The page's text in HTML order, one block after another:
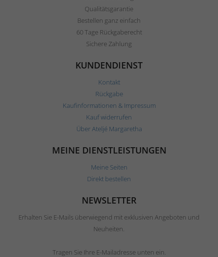
Qualitätsgarantie
Bestellen ganz einfach
60 Tage Rückgaberecht
Sichere Zahlung
KUNDENDIENST
Kontakt
Rückgabe
Kaufinformationen & Impressum
Kauf widerrufen
Über Ateljé Margaretha
MEINE DIENSTLEISTUNGEN
Meine Seiten
Direkt bestellen
NEWSLETTER
Erhalten Sie E-Mails überwiegend mit exklusiven Angeboten und
Neuheiten.
Tragen Sie Ihre E-Mailadresse unten ein.